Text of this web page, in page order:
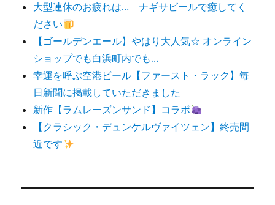
大型連休のお疲れは… ナギサビールで癒してく
ださい
【ゴールデンエール】やはり大人気☆ オンライン
ショップでも白浜町内でも…
幸運を呼ぶ空港ビール【ファースト・ラック】毎
日新聞に掲載していただきました
新作【ラムレーズンサンド】コラボ
【クラシック・デュンケルヴァイツェン】終売間
近です